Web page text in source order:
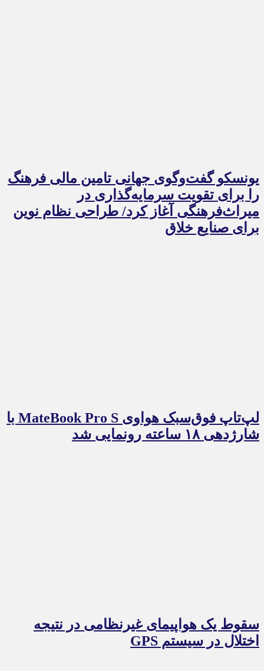
یونسکو گفت‌وگوی جهانی تامین مالی فرهنگ
را برای تقویت سرمایه‌گذاری در
میراث‌فرهنگی آغاز کرد/ طراحی نظام نوین
برای صنایع خلاق
لپ‌تاپ فوق‌سبک هواوی MateBook Pro S با
شارژدهی ۱۸ ساعته رونمایی شد
سقوط یک هواپیمای غیرنظامی در نتیجه
اختلال در سیستم‌ GPS